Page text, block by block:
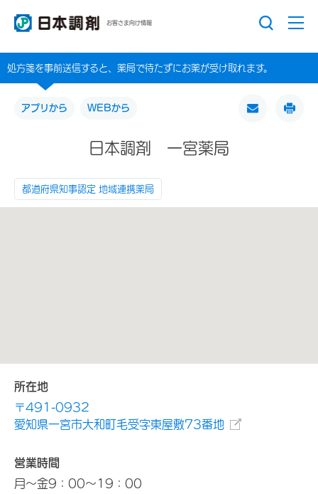
お客さま向け情報
処方箋を事前送信すると、薬局で待たずにお薬が受け取れます。
アプリから WEBから
日本調剤 一宮薬局
都道府県知事認定 地域連携薬局
所在地
〒491-0932
愛知県一宮市大和町毛受字東屋敷73番地
営業時間
月～金9：00～19：00